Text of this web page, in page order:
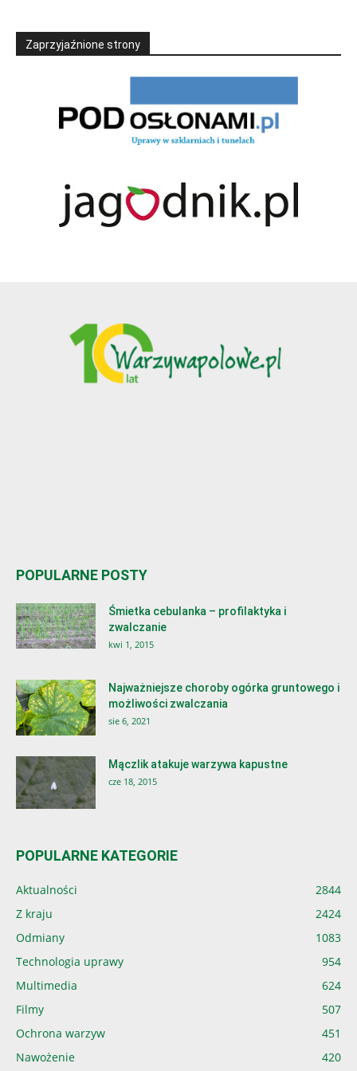
Zaprzyjaźnione strony
POPULARNE POSTY
Śmietka cebulanka – profilaktyka i
zwalczanie
kwi 1, 2015
Najważniejsze choroby ogórka gruntowego i
możliwości zwalczania
sie 6, 2021
Mączlik atakuje warzywa kapustne
cze 18, 2015
POPULARNE KATEGORIE
Aktualności
2844
Z kraju
2424
Odmiany
1083
Technologia uprawy
954
Multimedia
624
Filmy
507
Ochrona warzyw
451
Nawożenie
420